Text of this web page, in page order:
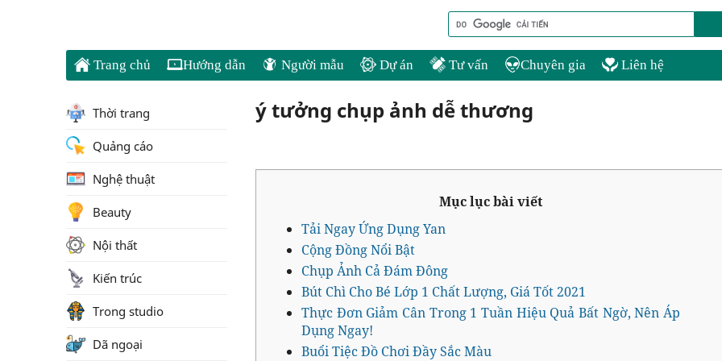
Trang chủ Hướng dẫn Người mẫu Dự án Tư vấn Chuyên gia Liên hệ
ý tưởng chụp ảnh dễ thương
Mục lục bài viết
Tải Ngay Ứng Dụng Yan
Cộng Đồng Nổi Bật
Chụp Ảnh Cả Đám Đông
Bút Chì Cho Bé Lớp 1 Chất Lượng, Giá Tốt 2021
Thực Đơn Giảm Cân Trong 1 Tuần Hiệu Quả Bất Ngờ, Nên Áp
Dụng Ngay!
Buổi Tiệc Đồ Chơi Đầy Sắc Màu
Thời trang
Quảng cáo
Nghệ thuật
Beauty
Nội thất
Kiến trúc
Trong studio
Dã ngoại